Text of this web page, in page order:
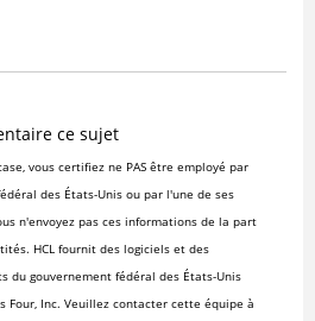
ce sujet
vous certifiez ne PAS être employé par
des États-Unis ou par l'une de ses
n'envoyez pas ces informations de la part
HCL fournit des logiciels et des
du gouvernement fédéral des États-Unis
Four, Inc. Veuillez contacter cette équipe à